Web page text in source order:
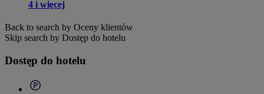
4 i więcej
Back to search by Oceny klientów
Skip search by Dostęp do hotelu
Dostęp do hotelu